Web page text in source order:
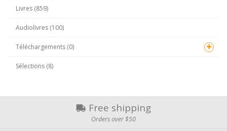
Livres (859)
Audiolivres (100)
Téléchargements (0)
Sélections (8)
Free shipping
Orders over $50